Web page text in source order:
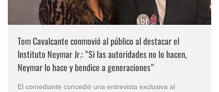
Tom Cavalcante conmovió al público al destacar el
Instituto Neymar Jr.: “Si las autoridades no lo hacen,
Neymar lo hace y bendice a generaciones”
El comediante concedió una entrevista exclusiva al